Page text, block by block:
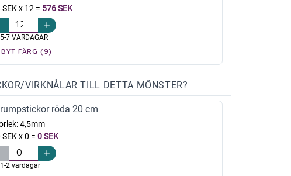
SEK x 12 = 576 SEK
5-7 VARDAGAR
BYT FÄRG (9)
VIRKNÅLAR TILL DETTA MÖNSTER?
röda 20 cm
4,5mm
SEK x 0 = 0 SEK
1-2 vardagar